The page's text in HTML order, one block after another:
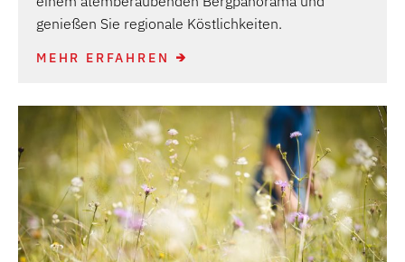
genießen Sie regionale Köstlichkeiten.
MEHR ERFAHREN